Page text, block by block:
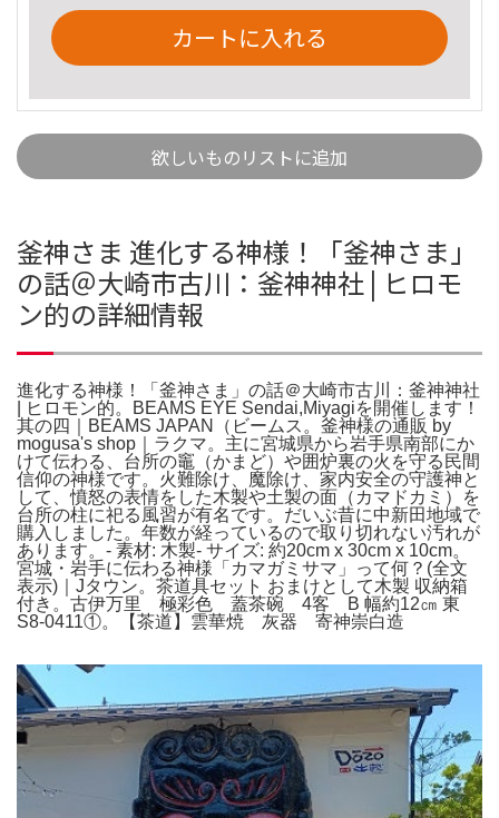
カートに入れる
欲しいものリストに追加
釜神さま 進化する神様！「釜神さま」
の話＠大崎市古川：釜神神社 | ヒロモ
ン的の詳細情報
進化する神様！「釜神さま」の話＠大崎市古川：釜神神社
| ヒロモン的。BEAMS EYE Sendai,Miyagiを開催します！
其の四｜BEAMS JAPAN（ビームス。釜神様の通販 by
mogusa's shop｜ラクマ。主に宮城県から岩手県南部にか
けて伝わる、台所の竈（かまど）や囲炉裏の火を守る民間
信仰の神様です。火難除け、魔除け、家内安全の守護神と
して、憤怒の表情をした木製や土製の面（カマドカミ）を
台所の柱に祀る風習が有名です。だいぶ昔に中新田地域で
購入しました。年数が経っているので取り切れない汚れが
あります。- 素材: 木製- サイズ: 約20cm x 30cm x 10cm。
宮城・岩手に伝わる神様「カマガミサマ」って何？(全文
表示)｜Jタウン。茶道具セット おまけとして木製 収納箱
付き。古伊万里 極彩色 蓋茶碗 4客 B 幅約12㎝ 東
S8-0411①。【茶道】雲華焼 灰器 寄神崇白造